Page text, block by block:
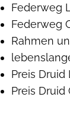
Federweg
Federweg
Rahmen
Preis Druid
Preis Druid